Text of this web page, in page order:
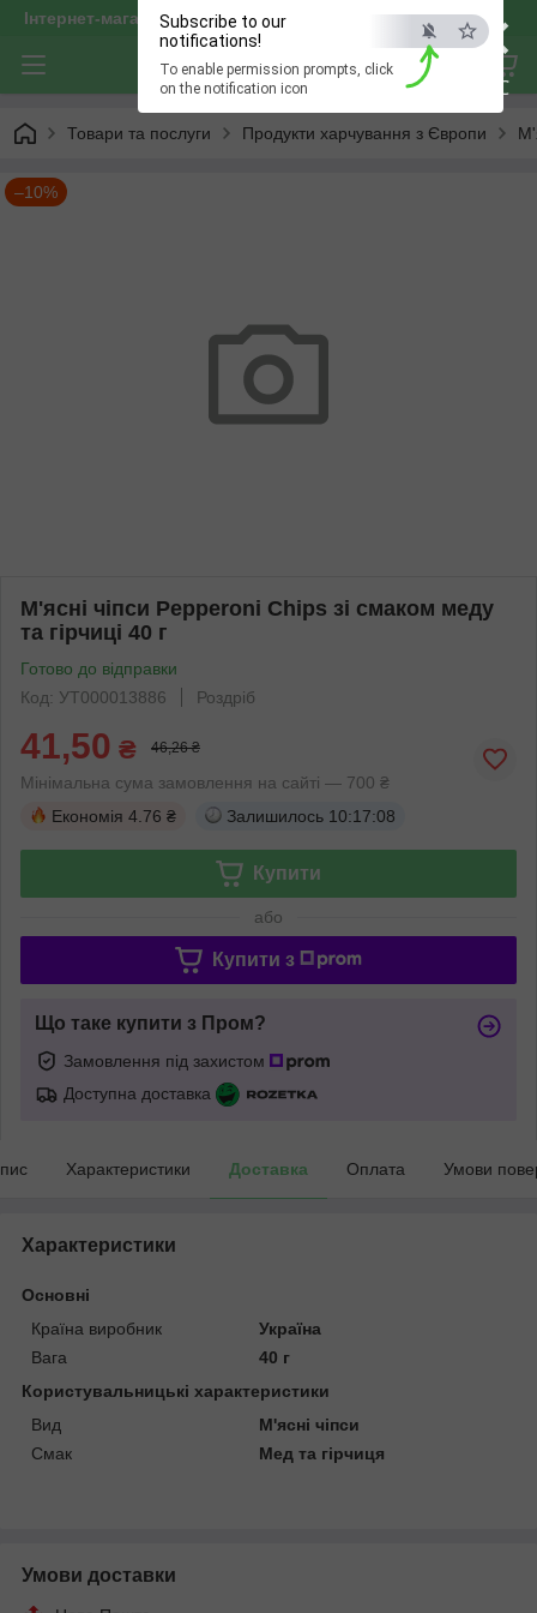
×
ESC
Subscribe to our
notifications!
To enable permission prompts, click
on the notification icon
Інтернет-магазин "optservis"
Товари та послуги Продукти харчування з Європи
–10%
М'ясні чіпси Pepperoni Chips зі смаком меду
та гірчиці 40 г
Готово до відправки
Код: УТ000013886
Роздріб
41,50 ₴ 46,26 ₴
Мінімальна сума замовлення на сайті — 700 ₴
Економія 4.76 ₴ Залишилось 10:17:08
Купити
або
Купити з
Що таке купити з Пром?
Замовлення під захистом
Доступна доставка
Характеристики Доставка Оплата Умови
Характеристики
Основні
Країна виробник
Україна
Вага
40 г
Користувальницькі характеристики
Вид
М'ясні чіпси
Смак
Мед та гірчиця
Умови доставки